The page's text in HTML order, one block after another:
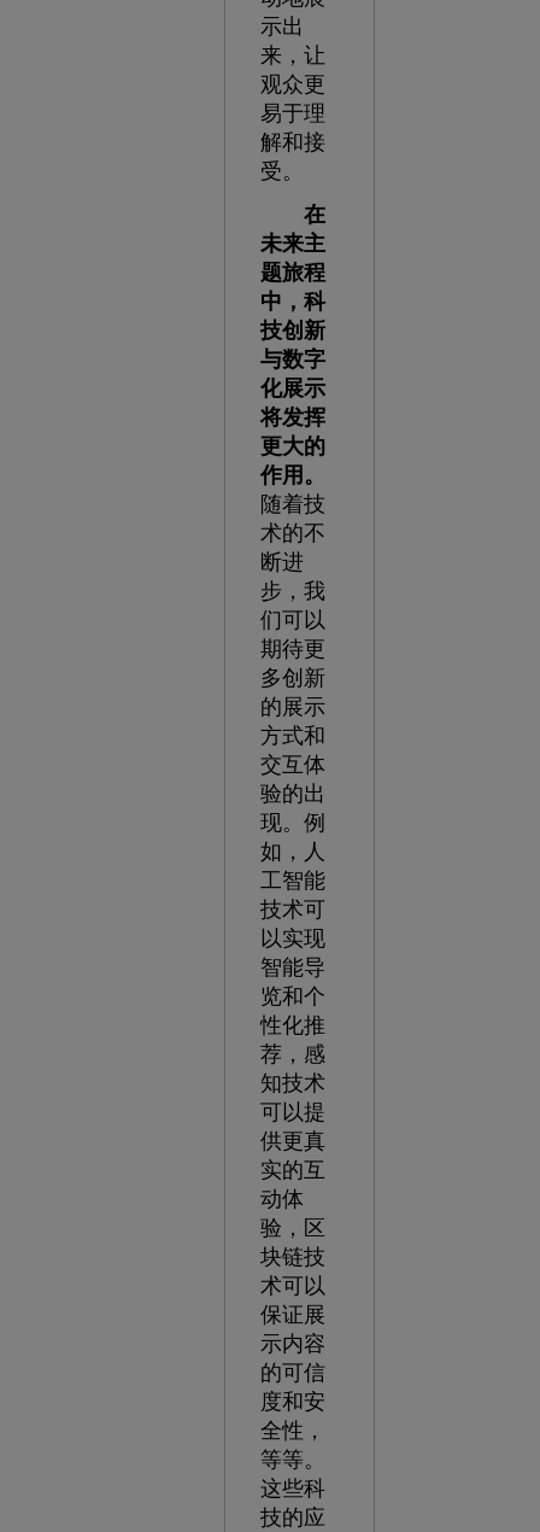
示出
来，让
观众更
易于理
解和接
受。
在
未来主
题旅程
中，科
技创新
与数字
化展示
将发挥
更大的
作用。
随着技
术的不
断进
步，我
们可以
期待更
多创新
的展示
方式和
交互体
验的出
现。例
如，人
工智能
技术可
以实现
智能导
览和个
性化推
荐，感
知技术
可以提
供更真
实的互
动体
验，区
块链技
术可以
保证展
示内容
的可信
度和安
全性，
等等。
这些科
技的应